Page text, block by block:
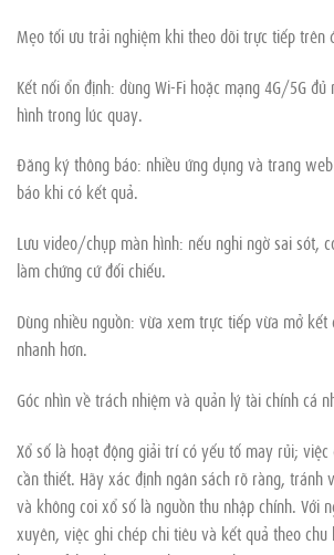
Mẹo tối ưu trải nghiệm khi theo dõi trực tiếp trên
Kết nối ổn định: dùng Wi-Fi hoặc mạng 4G/5G
hình trong lúc quay.
Đăng ký thông báo: nhiều ứng dụng và trang
báo khi có kết quả.
Lưu video/chụp màn hình: nếu nghi ngờ sai sót,
làm chứng cứ đối chiếu.
Dùng nhiều nguồn: vừa xem trực tiếp vừa mở kết
nhanh hơn.
Góc nhìn về trách nhiệm và quản lý tài chính cá
Xổ số là hoạt động giải trí có yếu tố may rủi;
cần thiết. Hãy xác định ngân sách rõ ràng, tránh
và không coi xổ số là nguồn thu nhập chính. Với
xuyên, việc ghi chép chi tiêu và kết quả theo chu